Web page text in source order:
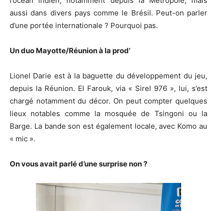
aussi dans divers pays comme le Brésil. Peut-on parler
d’une portée internationale ? Pourquoi pas.
Un duo Mayotte/Réunion à la prod’
Lionel Darie est à la baguette du développement du jeu,
depuis la Réunion. El Farouk, via « Sirel 976 », lui, s’est
chargé notamment du décor. On peut compter quelques
lieux notables comme la mosquée de Tsingoni ou la
Barge. La bande son est également locale, avec Komo au
« mic ».
On vous avait parlé d’une surprise non ?